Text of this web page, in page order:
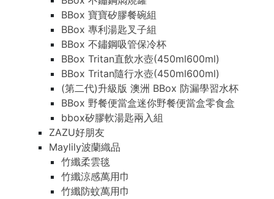
BBox 寶寶矽膠餐碗組
BBox 專利湯匙叉子組
BBox 不鏽鋼吸管保冷杯
BBox Tritan直飲水壺(450ml600ml)
BBox Tritan隨行水壺(450ml600ml)
(第二代)升級版 澳洲 BBox 防漏學習水杯
BBox 野餐便當盒迷你野餐便當盒零食盒
bbox矽膠軟湯匙兩入組
ZAZU好朋友
Maylily波蘭織品
竹纖柔雲毯
竹纖涼感萬用巾
竹纖防蚊萬用巾